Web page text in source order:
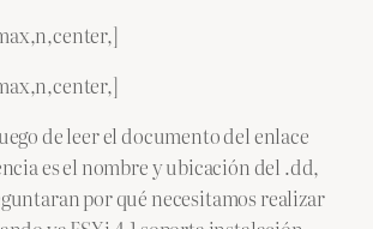
de leer el documento del enlace
es el nombre y ubicación del .dd,
por qué necesitamos realizar